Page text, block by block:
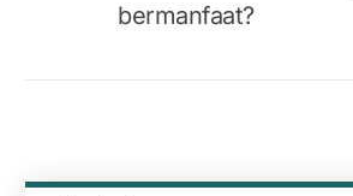
bermanfaat?